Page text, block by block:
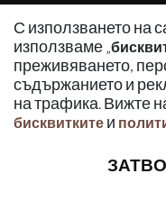
С използването на
използваме „
преживяването,
съдържанието и
на трафика. Вижте
бисквитките и
Използването и
съдържание на
група